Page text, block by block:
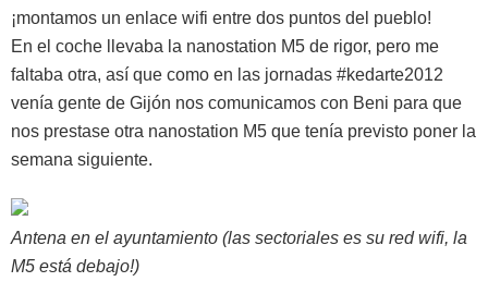
¡montamos un enlace wifi entre dos puntos del pueblo!
En el coche llevaba la nanostation M5 de rigor, pero me
faltaba otra, así que como en las jornadas #kedarte2012
venía gente de Gijón nos comunicamos con Beni para que
nos prestase otra nanostation M5 que tenía previsto poner la
semana siguiente.
Antena en el ayuntamiento (las sectoriales es su red wifi, la
M5 está debajo!)